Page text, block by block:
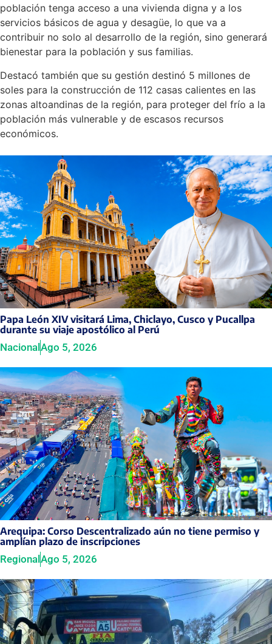
población tenga acceso a una vivienda digna y a los
servicios básicos de agua y desagüe, lo que va a
contribuir no solo al desarrollo de la región, sino generará
bienestar para la población y sus familias.
Destacó también que su gestión destinó 5 millones de
soles para la construcción de 112 casas calientes en las
zonas altoandinas de la región, para proteger del frío a la
población más vulnerable y de escasos recursos
económicos.
Papa León XIV visitará Lima, Chiclayo, Cusco y Pucallpa
durante su viaje apostólico al Perú
Nacional Ago 5, 2026
Arequipa: Corso Descentralizado aún no tiene permiso y
amplían plazo de inscripciones
Regional Ago 5, 2026